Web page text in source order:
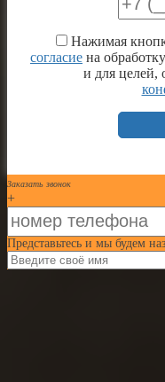
Нажимая
согласие на
и для целей,
Заказать звонок
+
Представьтесь и мы будем